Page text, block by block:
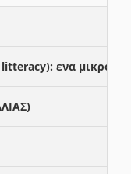
ενα μικρο